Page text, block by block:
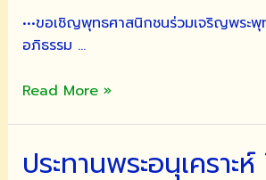
•••ขอเชิญพุทธศาสนิกชนร่วมเจริญพระ
อภิธรรม …
ขอ
ร่วม
Read More »
ประทานพระอนุเคราะ